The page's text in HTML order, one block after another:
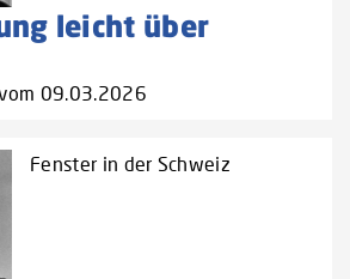
leicht über
09.03.2026
Fenster in der Schweiz